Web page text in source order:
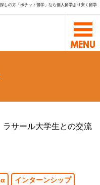
しの方「ポチット留学」なら個人留学より安く留学
サール大学生との交流
インターンシップ